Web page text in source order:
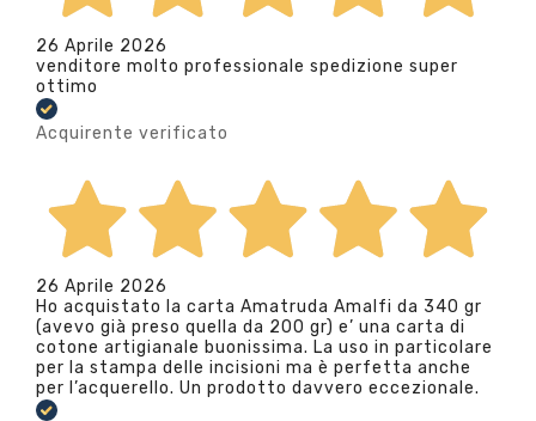
26 Aprile 2026
venditore molto professionale spedizione super
ottimo
Acquirente verificato
26 Aprile 2026
Ho acquistato la carta Amatruda Amalfi da 340 gr
(avevo già preso quella da 200 gr) e’ una carta di
cotone artigianale buonissima. La uso in particolare
per la stampa delle incisioni ma è perfetta anche
per l’acquerello. Un prodotto davvero eccezionale.